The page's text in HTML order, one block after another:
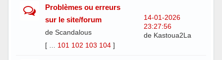
Problèmes ou erreurs
sur le site/forum
de Scandalous
[
101 102 103 104]
14-01-2026
23:27:56
de Kastoua2La